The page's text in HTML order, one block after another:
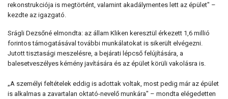
rekonstrukciója is megtörtént, valamint akadálymentes lett az épület" –
kezdte az igazgató.
Srágli Dezsőné elmondta: az állam Kliken keresztül érkezett 1,6 millió
forintos támogatásával további munkálatokat is sikerült elvégezni.
Jutott tisztasági meszelésre, a bejárati lépcső felújítására, a
balesetveszélyes kémény javítására és az épület körüli vakolásra is.
„A személyi feltételek eddig is adottak voltak, most pedig már az épület
is alkalmas a zavartalan oktató-nevelő munkára" – mondta elégedetten